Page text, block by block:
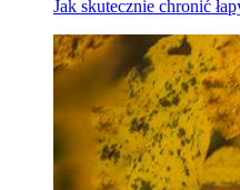
Jak skutecznie chronić